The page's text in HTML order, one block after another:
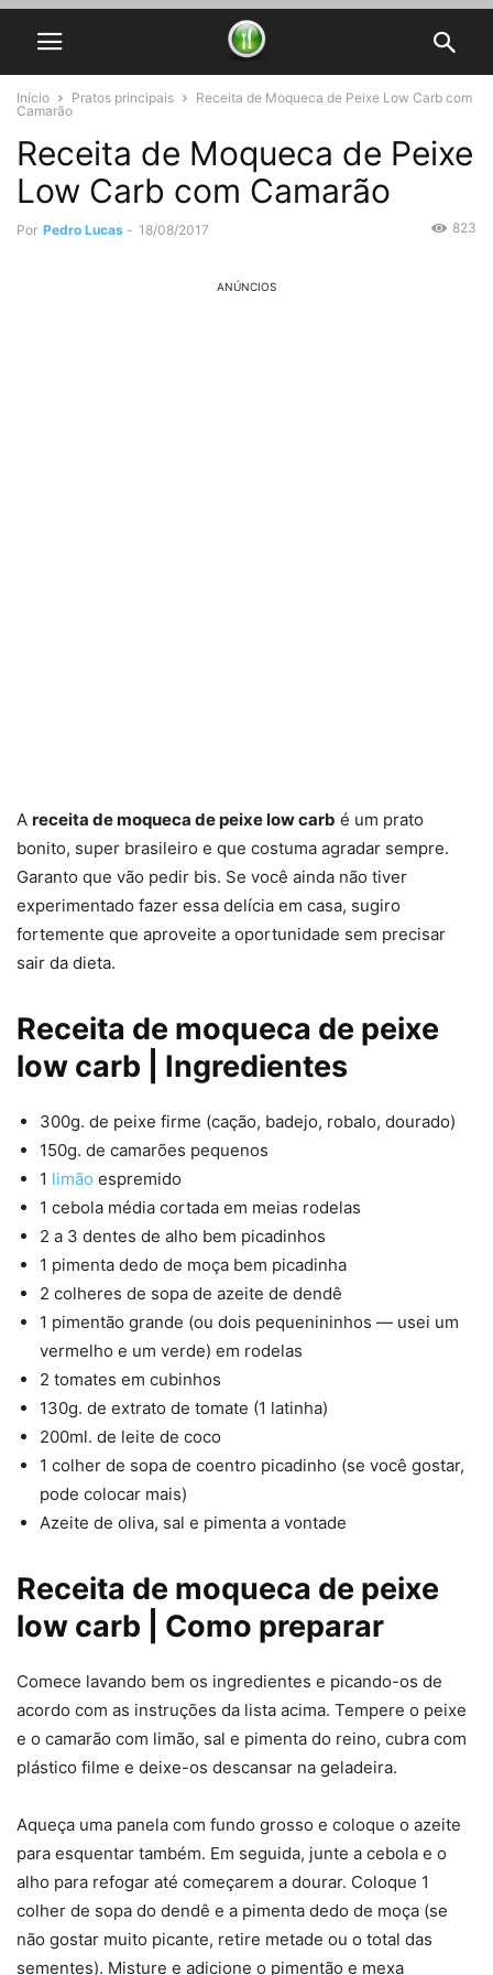
Início Pratos principais
Receita de Moqueca de Peixe Low Carb com
Camarão
Receita de Moqueca de Peixe
Low Carb com Camarão
Por Pedro Lucas - 18/08/2017 823
ANÚNCIOS
A receita de moqueca de peixe low carb é um prato
bonito, super brasileiro e que costuma agradar sempre.
Garanto que vão pedir bis. Se você ainda não tiver
experimentado fazer essa delícia em casa, sugiro
fortemente que aproveite a oportunidade sem precisar
sair da dieta.
Receita de moqueca de peixe
low carb | Ingredientes
300g. de peixe firme (cação, badejo, robalo, dourado)
150g. de camarões pequenos
1 limão espremido
1 cebola média cortada em meias rodelas
2 a 3 dentes de alho bem picadinhos
1 pimenta dedo de moça bem picadinha
2 colheres de sopa de azeite de dendê
1 pimentão grande (ou dois pequenininhos — usei um
vermelho e um verde) em rodelas
2 tomates em cubinhos
130g. de extrato de tomate (1 latinha)
200ml. de leite de coco
1 colher de sopa de coentro picadinho (se você gostar,
pode colocar mais)
Azeite de oliva, sal e pimenta a vontade
Receita de moqueca de peixe
low carb | Como preparar
Comece lavando bem os ingredientes e picando-os de
acordo com as instruções da lista acima. Tempere o peixe
e o camarão com limão, sal e pimenta do reino, cubra com
plástico filme e deixe-os descansar na geladeira.
Aqueça uma panela com fundo grosso e coloque o azeite
para esquentar também. Em seguida, junte a cebola e o
alho para refogar até começarem a dourar. Coloque 1
colher de sopa do dendê e a pimenta dedo de moça (se
não gostar muito picante, retire metade ou o total das
sementes). Misture e adicione o pimentão e mexa